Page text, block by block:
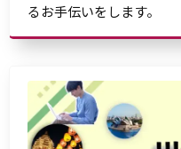
るお手伝いをします。